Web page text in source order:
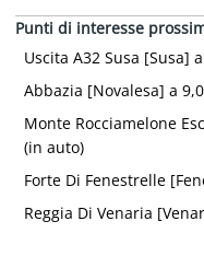
Punti di interesse
Uscita A32 Susa [Susa]
Abbazia [Novalesa] a
Monte Rocciamelone
(in auto)
Forte Di Fenestrelle
Reggia Di Venaria